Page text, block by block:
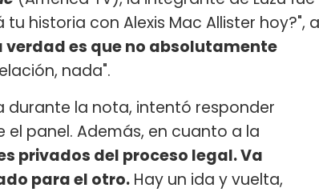
historia con Alexis Mac Allister hoy?", a
verdad es que no absolutamente
nada".
durante la nota, intentó responder
panel. Además, en cuanto a la
privados del proceso legal. Va
para el otro. Hay un ida y vuelta,